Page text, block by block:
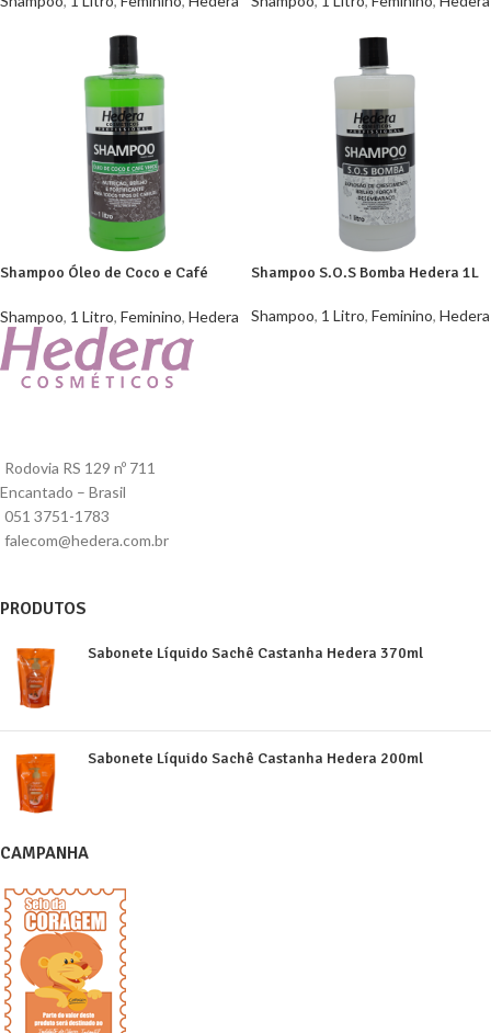
Shampoo Óleo de Coco e Café
Shampoo, 1 Litro, Feminino, Hedera
Shampoo S.O.S Bomba Hedera 1L
Shampoo, 1 Litro, Feminino, Hedera
Rodovia RS 129 nº 711
Encantado – Brasil
051 3751-1783
falecom@hedera.com.br
PRODUTOS
Sabonete Líquido Sachê Castanha Hedera 370ml
Sabonete Líquido Sachê Castanha Hedera 200ml
CAMPANHA